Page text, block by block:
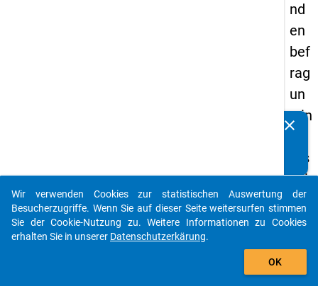
nd
en
bef
rag
un
g in
uts
chl
an
d
clear
auto_stories
add_shopping_cart
Wir verwenden Cookies zur statistischen Auswertung der
Besucherzugriffe. Wenn Sie auf dieser Seite weitersurfen stimmen
Sie der Cookie-Nutzung zu. Weitere Informationen zu Cookies
erhalten Sie in unserer Datenschutzerkärung.
OK